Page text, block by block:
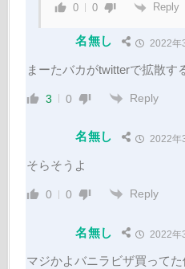
0 0 Reply
名無し 2022年
まーたバカがtwitterで拡散す
3 0 Reply
名無し 2022年
そらそうよ
0 0 Reply
名無し 2022年
マジかよバニラビザ買って